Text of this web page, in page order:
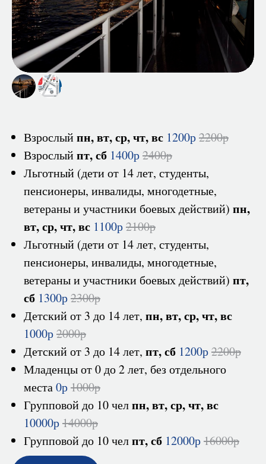
Взрослыйпн, вт, ср, чт, вс 1200р2200р
Взрослыйпт, сб 1400р2400р
Льготный (дети от 14 лет, студенты,
пенсионеры, инвалиды, многодетные,
ветераны и участники боевых действий) пн,
вт, ср, чт, вс 1100р2100р
Льготный (дети от 14 лет, студенты,
пенсионеры, инвалиды, многодетные,
ветераны и участники боевых действий) пт,
сб 1300р2300р
Детский от 3 до 14 лет, пн, вт, ср, чт, вс
1000р2000р
Детский от 3 до 14 лет, пт, сб 1200р2200р
Младенцы от 0 до 2 лет, без отдельного
места0р1000р
Групповой до 10 челпн, вт, ср, чт, вс
10000р14000р
Групповой до 10 челпт, сб 12000р16000р